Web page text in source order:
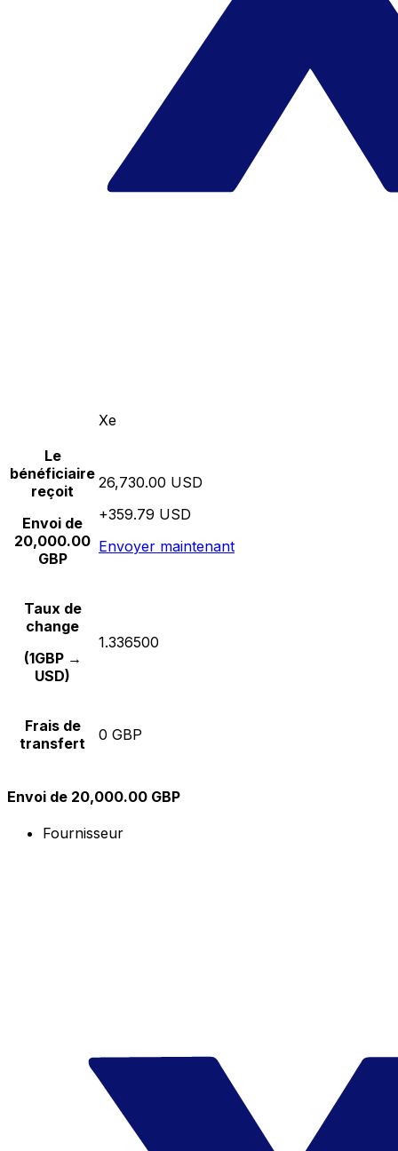
Xe
Le
bénéficiaire
reçoit
Envoi de
20,000.00
GBP
26,730.00 USD
+359.79 USD
Envoyer maintenant
Taux de
change
(1GBP →
USD)
1.336500
Frais de
transfert
0 GBP
Envoi de 20,000.00 GBP
Fournisseur